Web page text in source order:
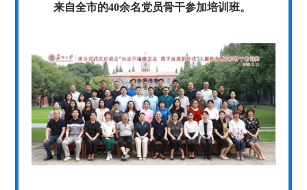
来自全市的40余名党员骨干参加培训班。